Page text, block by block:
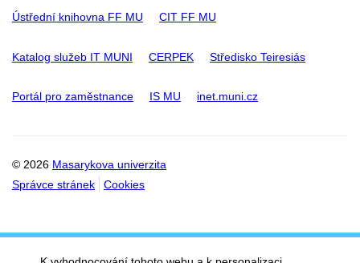
Ústřední knihovna FF MU CIT FF MU
Katalog služeb IT MUNI CERPEK Středisko Teiresiás
Portál pro zaměstnance IS MU inet.muni.cz
© 2026 Masarykova univerzita
Správce stránek
Cookies